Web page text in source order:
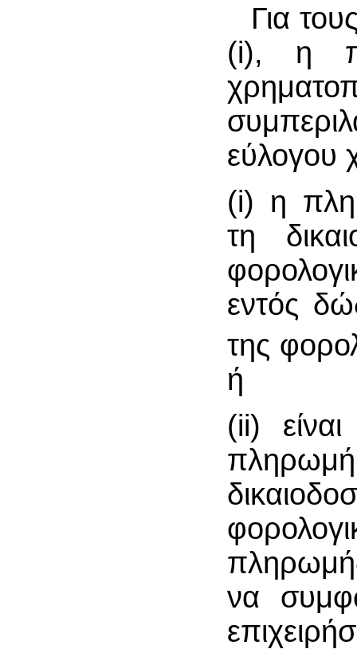
Για
(i), η
εύλογου
(i) η
τη
εντός
της
ή
(ii)
να